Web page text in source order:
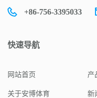
+86-756-3395033
快速导航
网站首页 产
关于安博体育 新